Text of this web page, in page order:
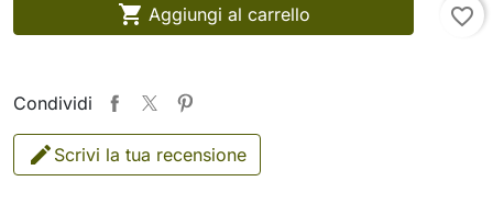
 Aggiungi al carrello favorite_border
Condividi
Scrivi la tua recensione